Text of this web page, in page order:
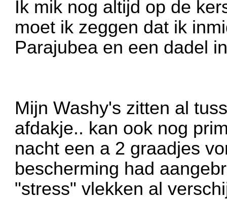
Ik mik nog altijd op de
moet ik zeggen dat ik
Parajubea en een dadel
Mijn Washy's zitten al
afdakje.. kan ook nog
nacht een a 2 graadjes
bescherming had
"stress" vlekken al